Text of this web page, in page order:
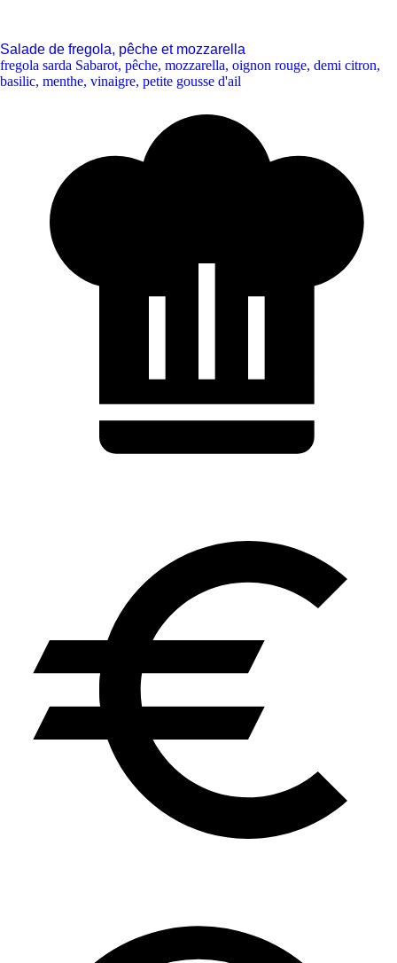
Salade de fregola, pêche et mozzarella
fregola sarda Sabarot, pêche, mozzarella, oignon rouge, demi citron,
basilic, menthe, vinaigre, petite gousse d'ail